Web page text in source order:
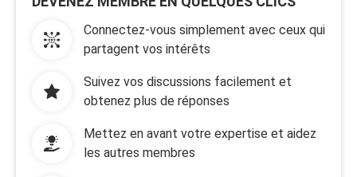
Connectez-vous simplement avec ceux qui
partagent vos intérêts
Suivez vos discussions facilement et
obtenez plus de réponses
Mettez en avant votre expertise et aidez
les autres membres